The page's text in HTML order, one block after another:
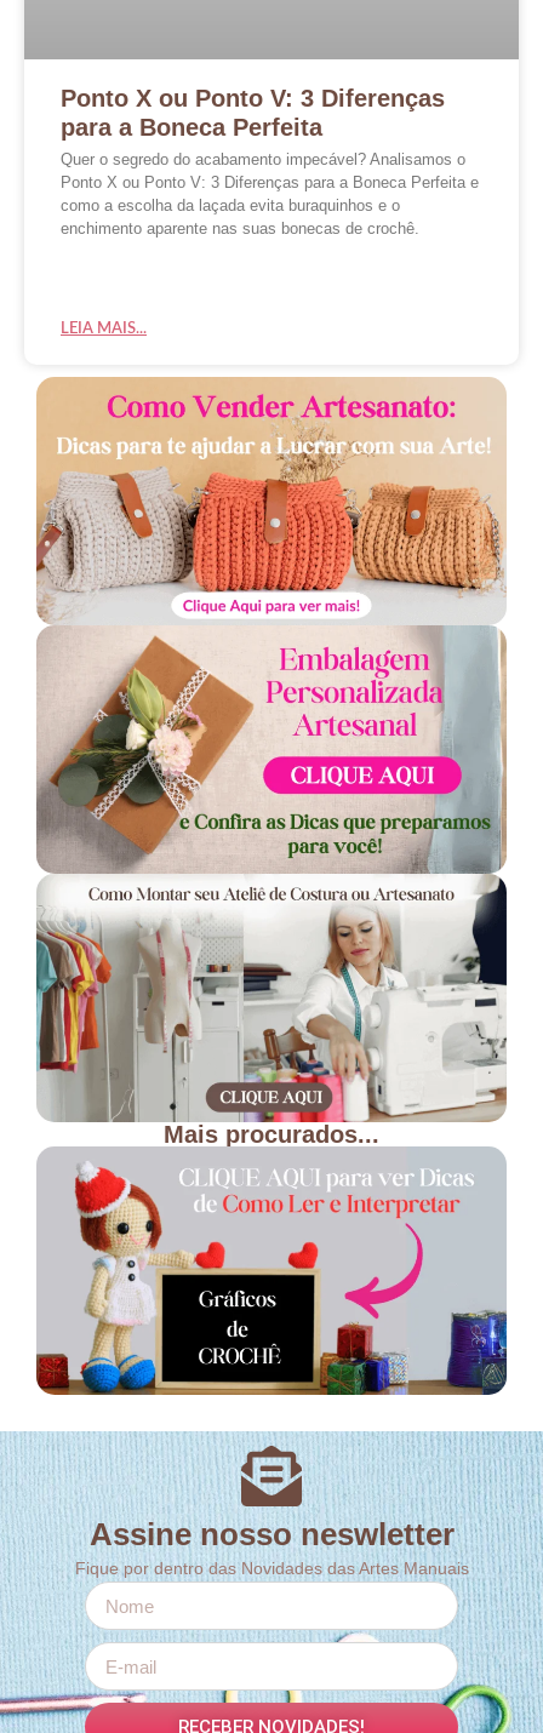
Ponto X ou Ponto V: 3 Diferenças
para a Boneca Perfeita
Quer o segredo do acabamento impecável? Analisamos o
Ponto X ou Ponto V: 3 Diferenças para a Boneca Perfeita e
como a escolha da laçada evita buraquinhos e o
enchimento aparente nas suas bonecas de crochê.
LEIA MAIS...
Mais procurados...
Assine nosso neswletter
Fique por dentro das Novidades das Artes Manuais
RECEBER NOVIDADES!